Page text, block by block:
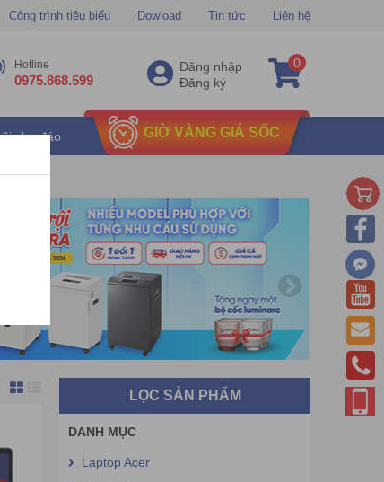
Công trình tiêu biểu Dowload Tin tức Liên hệ
Hotline
0975.868.599
Đăng nhập
Đăng ký
0
chu đáo GIỜ VÀNG GIÁ SỐC
LỌC SẢN PHẨM
DANH MỤC
Laptop Acer